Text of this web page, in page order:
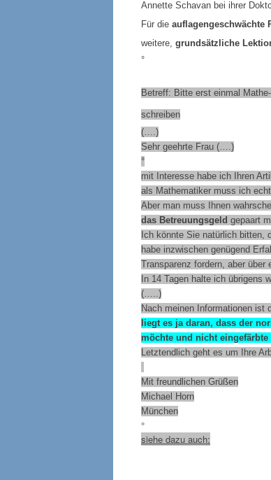
Annette Schavan bei ihrer
Für die auflagengeschwächte
weitere, grundsätzliche
°
Betreff: Bitte erst einmal
schreiben
(….)
Sehr geehrte Frau (….)
°
mit Interesse habe ich Ihren
als Mathematiker muss ich
Aber man muss Ihnen
das Betreuungsgeld gepaart
Ich könnte Sie natürlich bitten,
habe inzwischen genügend
Transparenz fordern, aber
In 14 Tagen halte ich übrigens
(…..)
Nach meinen Informationen ist
liegt es ja daran, dass der
möchte und nicht
Letztendlich geht es um Ihre
Mit freundlichen Grüßen
Michael Horn
München
°
siehe dazu auch: